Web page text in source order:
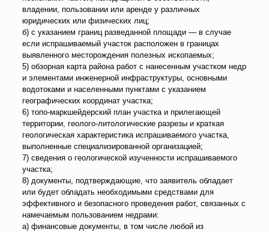
владении, пользовании или аренде у различных
юридических или физических лиц;
б) с указанием границ разведанной площади — в случае
если испрашиваемый участок расположен в границах
выявленного месторождения полезных ископаемых;
5) обзорная карта района работ с нанесенным участком недр
и элементами инженерной инфраструктуры, основными
водотоками и населенными пунктами с указанием
географических координат участка;
6) топо-маркшейдерский план участка и прилегающей
территории, геолого-литологические разрезы и краткая
геологическая характеристика испрашиваемого участка,
выполненные специализированной организацией;
7) сведения о геологической изученности испрашиваемого
участка;
8) документы, подтверждающие, что заявитель обладает
или будет обладать необходимыми средствами для
эффективного и безопасного проведения работ, связанных с
намечаемым пользованием недрами:
а) финансовые документы, в том числе любой из